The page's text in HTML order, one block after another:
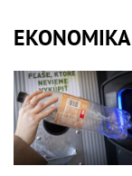
EKONOMIKA